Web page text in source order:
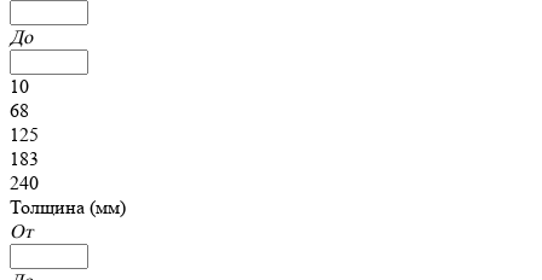
До
10
68
125
183
240
Толщина (мм)
От